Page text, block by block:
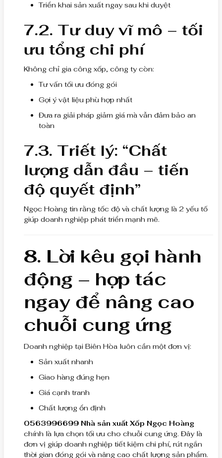
Triển khai sản xuất ngay sau khi duyệt
7.2. Tư duy vĩ mô – tối
ưu tổng chi phí
Không chỉ gia công xốp, công ty còn:
Tư vấn tối ưu đóng gói
Gợi ý vật liệu phù hợp nhất
Đưa ra giải pháp giảm giá mà vẫn đảm bảo an
toàn
7.3. Triết lý: “Chất
lượng dẫn đầu – tiến
độ quyết định”
Ngọc Hoàng tin rằng tốc độ và chất lượng là 2 yếu tố
giúp doanh nghiệp phát triển mạnh mẽ.
8. Lời kêu gọi hành
động – hợp tác
ngay để nâng cao
chuỗi cung ứng
Doanh nghiệp tại Biên Hòa luôn cần một đơn vị:
Sản xuất nhanh
Giao hàng đúng hẹn
Giá cạnh tranh
Chất lượng ổn định
0563996699 Nhà sản xuất Xốp Ngọc Hoàng
chính là lựa chọn tối ưu cho chuỗi cung ứng. Đây là
đơn vị giúp doanh nghiệp tiết kiệm chi phí, rút ngắn
thời gian đóng gói và nâng cao chất lượng sản phẩm.